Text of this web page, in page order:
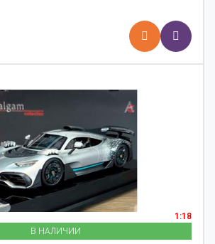
1:18
В НАЛИЧИИ